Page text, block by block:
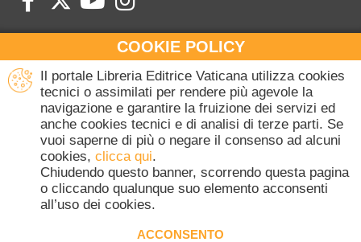
COOKIE POLICY
Il portale Libreria Editrice Vaticana utilizza cookies
tecnici o assimilati per rendere più agevole la
navigazione e garantire la fruizione dei servizi ed
anche cookies tecnici e di analisi di terze parti. Se
vuoi saperne di più o negare il consenso ad alcuni
cookies, clicca qui.
Chiudendo questo banner, scorrendo questa pagina
o cliccando qualunque suo elemento acconsenti
all’uso dei cookies.
ACCONSENTO
HAI BISOGNO DI INFORMAZIONI?
Contattaci all'Ufficio Commerciale
+39 06 698 45780
Lunedì-Giovedì 8-16.30
Venerdì 8-14
(Escluse festività Vaticane)
Vaticana - Tutti i diritti riservati.